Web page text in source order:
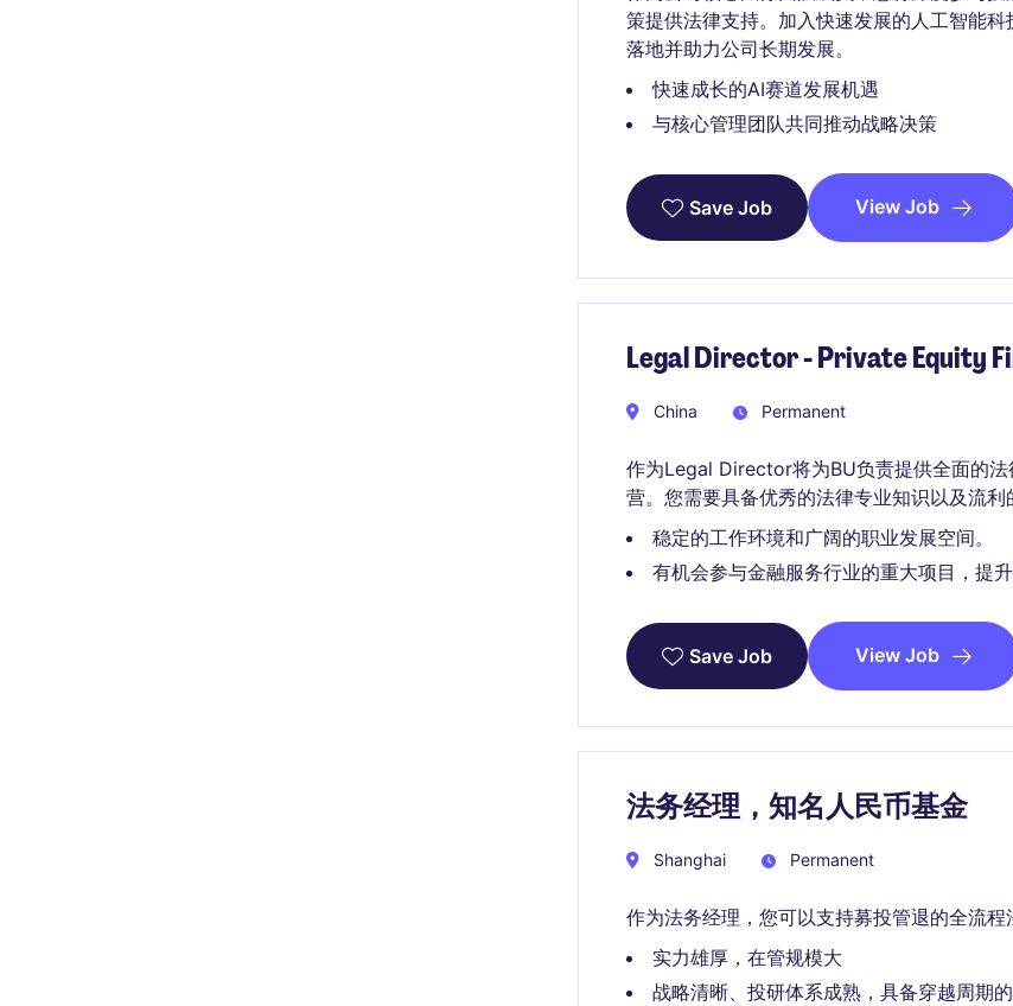
策提供法律支持。加入快速发展的人工智能
落地并助力公司长期发展。
快速成长的AI赛道发展机遇
与核心管理团队共同推动战略决策
Save Job View Job
Legal Director - Private Equity
China Permanent
作为Legal Director将为BU负责提供全面的
营。您需要具备优秀的法律专业知识以及流利
稳定的工作环境和广阔的职业发展空间。
有机会参与金融服务行业的重大项目，提升
Save Job View Job
法务经理，知名人民币基金
Shanghai Permanent
作为法务经理，您可以支持募投管退的全流程
实力雄厚，在管规模大
战略清晰、投研体系成熟，具备穿越周期